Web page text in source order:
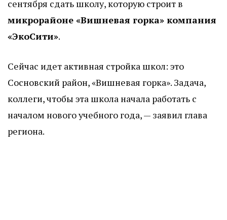
сентября сдать школу, которую строит в
микрорайоне «Вишневая горка» компания
«ЭкоСити».
Сейчас идет активная стройка школ: это
Сосновский район, «Вишневая горка». Задача,
коллеги, чтобы эта школа начала работать с
началом нового учебного года, — заявил глава
региона.